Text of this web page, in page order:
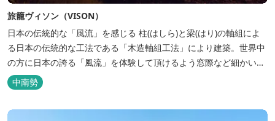
旅籠ヴィソン（VISON）
日本の伝統的な「風流」を感じる 柱(はしら)と梁(はり)の軸組によ
る日本の伝統的な工法である「木造軸組工法」により建築。世界中
の方に日本の誇る「風流」を体験して頂けるよう窓際など細かいデ
ィテールにこだわりました。4棟から成る旅籠棟では各棟1階に入居
するテナントプロデュースにより洗練された世界観を各客室でお楽
中南勢